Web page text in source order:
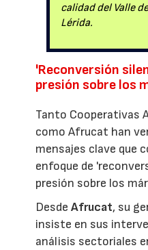
calidad del Valle
Lérida.
'Reconversión
presión sobre los
Tanto Cooperativas
como Afrucat han
mensajes clave que
enfoque de
presión sobre los
DesdeAfrucat, su
insiste en sus
análisis sectoriales